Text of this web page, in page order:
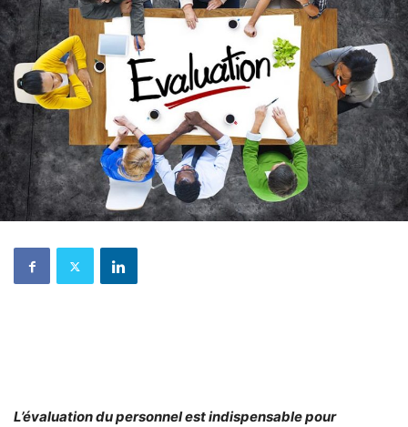
L’évaluation du personnel est indispensable pour